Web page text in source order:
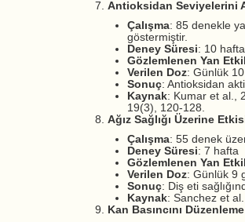
Antioksidan Seviyelerini
Çalışma: 85 denekle
göstermiştir.
Deney Süresi: 10 hafta
Gözlemlenen Yan
Verilen Doz: Günlük
Sonuç: Antioksidan
Kaynak: Kumar et al.,
19(3), 120-128.
Ağız Sağlığı Üzerine
Çalışma: 55 denek
Deney Süresi: 7 hafta
Gözlemlenen Yan
Verilen Doz: Günlük 9
Sonuç: Diş eti
Kaynak: Sanchez et
Kan Basıncını